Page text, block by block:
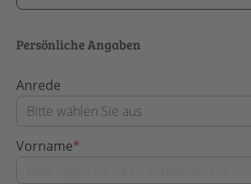
Persönliche Angaben
Anrede
Vorname*